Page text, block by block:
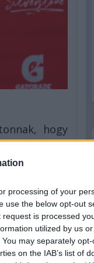
processing of your
use the below opt-out
is processed
utilized by us
may separately
on the IAB’s list of
hogy
„Milyen
neki, hogy
ha kiállunk,
pozíciót
ugyanis